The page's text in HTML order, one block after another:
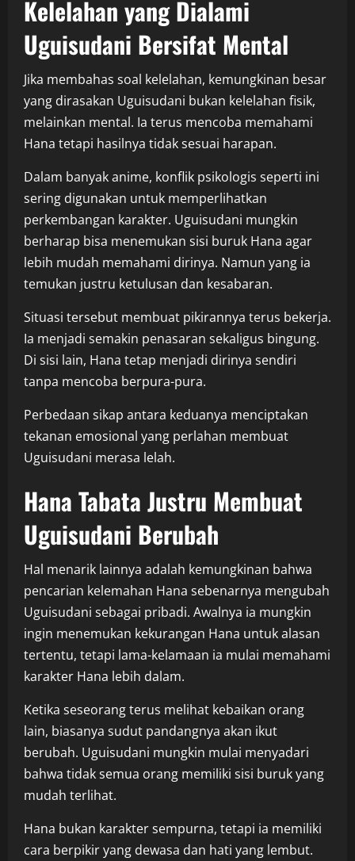
Kelelahan yang Dialami
Uguisudani Bersifat Mental
Jika membahas soal kelelahan, kemungkinan besar
yang dirasakan Uguisudani bukan kelelahan fisik,
melainkan mental. Ia terus mencoba memahami
Hana tetapi hasilnya tidak sesuai harapan.
Dalam banyak anime, konflik psikologis seperti ini
sering digunakan untuk memperlihatkan
perkembangan karakter. Uguisudani mungkin
berharap bisa menemukan sisi buruk Hana agar
lebih mudah memahami dirinya. Namun yang ia
temukan justru ketulusan dan kesabaran.
Situasi tersebut membuat pikirannya terus bekerja.
Ia menjadi semakin penasaran sekaligus bingung.
Di sisi lain, Hana tetap menjadi dirinya sendiri
tanpa mencoba berpura-pura.
Perbedaan sikap antara keduanya menciptakan
tekanan emosional yang perlahan membuat
Uguisudani merasa lelah.
Hana Tabata Justru Membuat
Uguisudani Berubah
Hal menarik lainnya adalah kemungkinan bahwa
pencarian kelemahan Hana sebenarnya mengubah
Uguisudani sebagai pribadi. Awalnya ia mungkin
ingin menemukan kekurangan Hana untuk alasan
tertentu, tetapi lama-kelamaan ia mulai memahami
karakter Hana lebih dalam.
Ketika seseorang terus melihat kebaikan orang
lain, biasanya sudut pandangnya akan ikut
berubah. Uguisudani mungkin mulai menyadari
bahwa tidak semua orang memiliki sisi buruk yang
mudah terlihat.
Hana bukan karakter sempurna, tetapi ia memiliki
cara berpikir yang dewasa dan hati yang lembut.